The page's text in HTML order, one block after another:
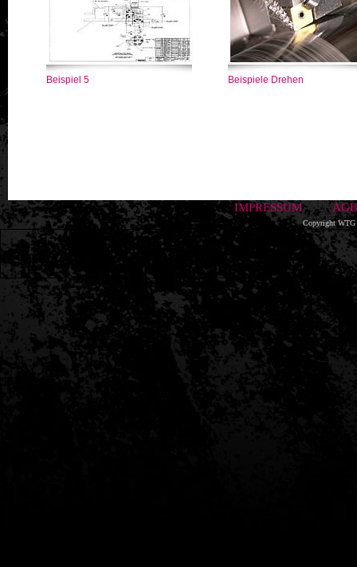
Beispiel 5 Beispiele Drehen
IMPRESSUM
Copyright